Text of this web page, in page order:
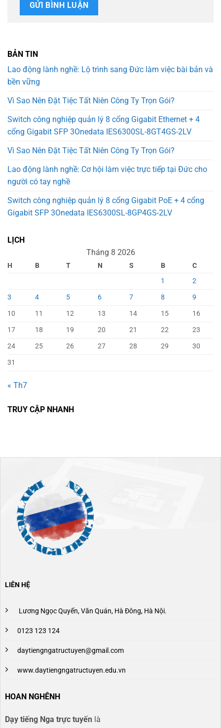
BẢN TIN
Lao động lành nghề: Lộ trình sang Đức làm việc bài bản và
bền vững
Vì Sao Nên Đặt Tiệc Tất Niên Công Ty Trọn Gói?
Switch công nghiệp quản lý 8 cổng Gigabit Ethernet + 4
cổng Gigabit SFP 3Onedata IES6300SL-8GT4GS-2LV
Vì Sao Nên Đặt Tiệc Tất Niên Công Ty Trọn Gói?
Lao động lành nghề: Cơ hội làm việc trực tiếp tại Đức cho
người có tay nghề
Switch công nghiệp quản lý 8 cổng Gigabit PoE + 4 cổng
Gigabit SFP 3Onedata IES6300SL-8GP4GS-2LV
LỊCH
Tháng 8 2026
H B T N S B
C
1
2
3
4 5 6 7 8
9
10
11 12 13 14 15
16
17
18 19 20 21 22
23
24
25 26 27 28 29
30
31
« Th7
TRUY CẬP NHANH
LIÊN HỆ
Lương Ngọc Quyến, Văn Quán, Hà Đông, Hà Nội.
0123 123 124
daytiengngatructuyen@gmail.com
www.daytiengngatructuyen.edu.vn
HOAN NGHÊNH
Dạy tiếng Nga trực tuyến là